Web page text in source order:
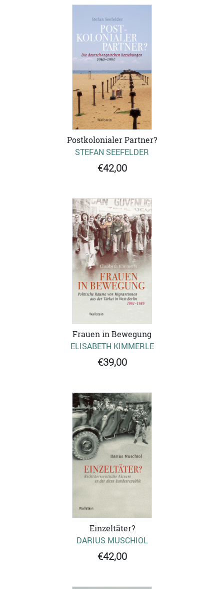
Postkolonialer Partner?
STEFAN SEEFELDER
€42,00
Frauen in Bewegung
ELISABETH KIMMERLE
€39,00
Einzeltäter?
DARIUS MUSCHIOL
€42,00